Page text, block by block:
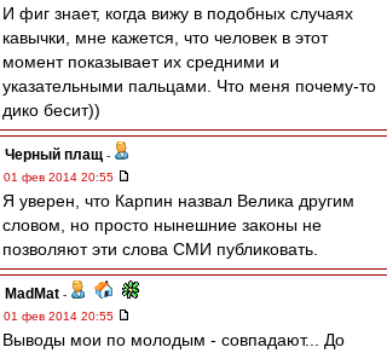
И фиг знает, когда вижу в подобных случаях
кавычки, мне кажется, что человек в этот
момент показывает их средними и
указательными пальцами. Что меня почему-то
дико бесит))
Черный плащ -
01 фев 2014 20:55
Я уверен, что Карпин назвал Велика другим
словом, но просто нынешние законы не
позволяют эти слова СМИ публиковать.
MadMat -
01 фев 2014 20:55
Выводы мои по молодым - совпадают... До